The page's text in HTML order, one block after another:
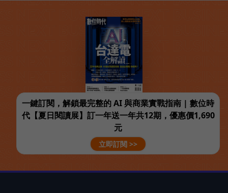
一鍵訂閱，解鎖最完整的 AI 與商業實戰指南 | 數位時
代【夏日閱讀展】訂一年送一年共12期，優惠價1,690
元
立即訂閱 >>